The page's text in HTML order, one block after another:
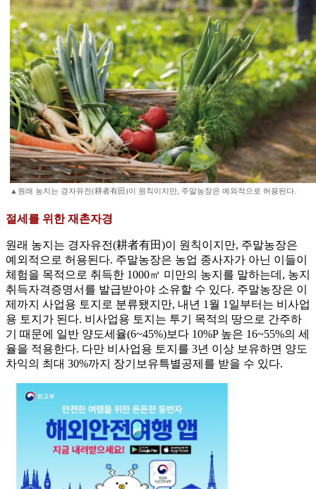
▲원래 농지는 경자유전(耕者有田)이 원칙이지만, 주말농장은 예외적으로 허용된다.
절세를 위한 재촌자경
원래 농지는 경자유전(耕者有田)이 원칙이지만, 주말농장은
예외적으로 허용된다. 주말농장은 농업 종사자가 아닌 이들이
체험을 목적으로 취득한 1000㎡ 미만의 농지를 말하는데, 농지
취득자격증명서를 발급받아야 소유할 수 있다. 주말농장은 이
제까지 사업용 토지로 분류됐지만, 내년 1월 1일부터는 비사업
용 토지가 된다. 비사업용 토지는 투기 목적의 땅으로 간주하
기 때문에 일반 양도세율(6~45%)보다 10%P 높은 16~55%의 세
율을 적용한다. 다만 비사업용 토지를 3년 이상 보유하면 양도
차익의 최대 30%까지 장기보유특별공제를 받을 수 있다.